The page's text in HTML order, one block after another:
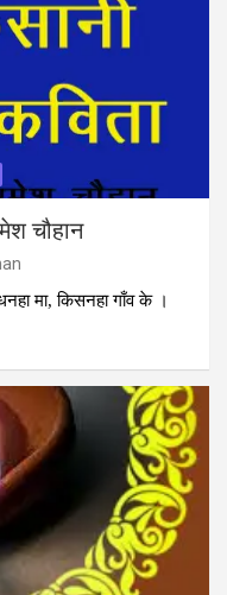
चौहान
मा, किसनहा गाँव के ।